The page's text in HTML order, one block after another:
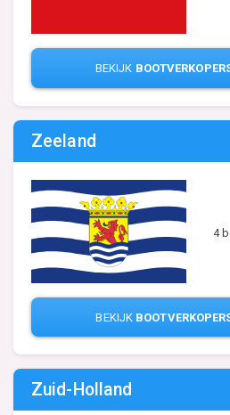
BEKIJK
Zeeland
4
BEKIJK
Zuid-Holland